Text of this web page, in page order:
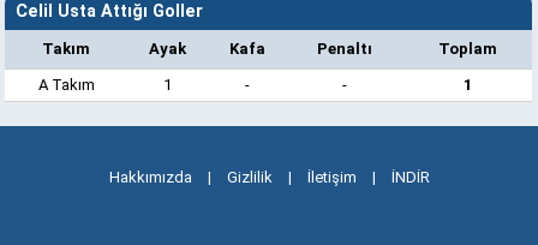
Celil Usta Attığı Goller
Takım Ayak Kafa Penaltı
Toplam
A Takım
1 - - 1
Hakkımızda | Gizlilik | İletişim | İNDİR